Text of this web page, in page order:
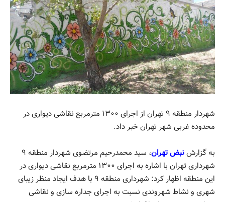
شهردار منطقه ۹ تهران از اجرای ۱۳۰۰ مترمربع نقاشی دیواری در
محدوده غربی شهر تهران خبر داد.
به گزارشنبض تهران
، سید محمدرحیم مرتضوی شهردار منطقه ۹
شهرداری تهران با اشاره به اجرای ۱۳۰۰ مترمربع نقاشی دیواری در
این منطقه اظهار کرد: شهرداری منطقه ۹ با هدف ایجاد منظر زیبای
شهری و نشاط شهروندی نسبت به اجرای جداره سازی و نقاشی